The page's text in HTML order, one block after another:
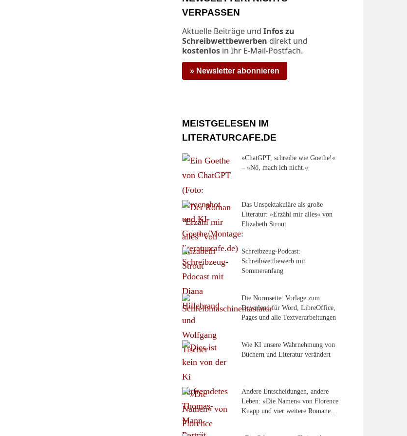
VERPASSEN
Aktuelle Beiträge und Infos zu
Schreibwettbewerben direkt und
kostenlos in Ihr E-Mail-Postfach.
» Newsletter abonnieren
MEISTGELESEN IM
LITERATURCAFE.DE
»ChatGPT, schreibe wie Goethe!«
– »Nö, mach ich nicht.«
Das Unspektakuläre als große
Literatur: »Erzähl mir alles« von
Elizabeth Strout
Schreibzeug-Podcast:
Schreibwettbewerb mit
Sommeranfang
Die Normseite: Vorlage zum
Download für Word, LibreOffice,
Pages und alle Textverarbeitungen
Wie KI unsere Wahrnehmung von
Büchern und Literatur verändert
Andere Entscheidungen, andere
Leben: »Die Namen« von Florence
Knapp und vier weitere Romane…